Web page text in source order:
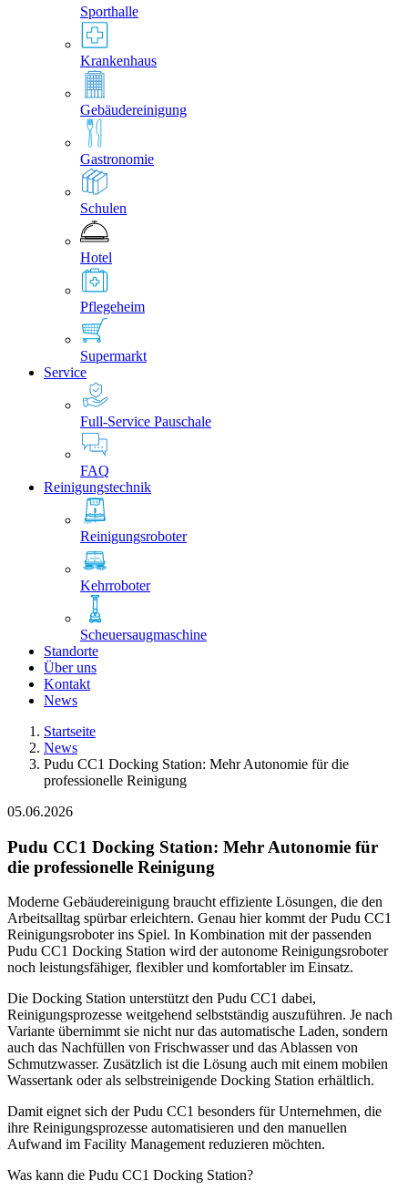
Sporthalle
Krankenhaus
Gebäudereinigung
Gastronomie
Schulen
Hotel
Pflegeheim
Supermarkt
Service
Full-Service Pauschale
FAQ
Reinigungstechnik
Reinigungsroboter
Kehrroboter
Scheuersaugmaschine
Standorte
Über uns
Kontakt
News
Startseite
News
Pudu CC1 Docking Station: Mehr Autonomie für die
professionelle Reinigung
05.06.2026
Pudu CC1 Docking Station: Mehr Autonomie für
die professionelle Reinigung
Moderne Gebäudereinigung braucht effiziente Lösungen, die den
Arbeitsalltag spürbar erleichtern. Genau hier kommt der Pudu CC1
Reinigungsroboter ins Spiel. In Kombination mit der passenden
Pudu CC1 Docking Station wird der autonome Reinigungsroboter
noch leistungsfähiger, flexibler und komfortabler im Einsatz.
Die Docking Station unterstützt den Pudu CC1 dabei,
Reinigungsprozesse weitgehend selbstständig auszuführen. Je nach
Variante übernimmt sie nicht nur das automatische Laden, sondern
auch das Nachfüllen von Frischwasser und das Ablassen von
Schmutzwasser. Zusätzlich ist die Lösung auch mit einem mobilen
Wassertank oder als selbstreinigende Docking Station erhältlich.
Damit eignet sich der Pudu CC1 besonders für Unternehmen, die
ihre Reinigungsprozesse automatisieren und den manuellen
Aufwand im Facility Management reduzieren möchten.
Was kann die Pudu CC1 Docking Station?